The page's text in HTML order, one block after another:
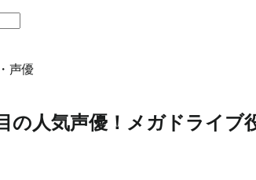
声優
の人気声優！メガドライブ